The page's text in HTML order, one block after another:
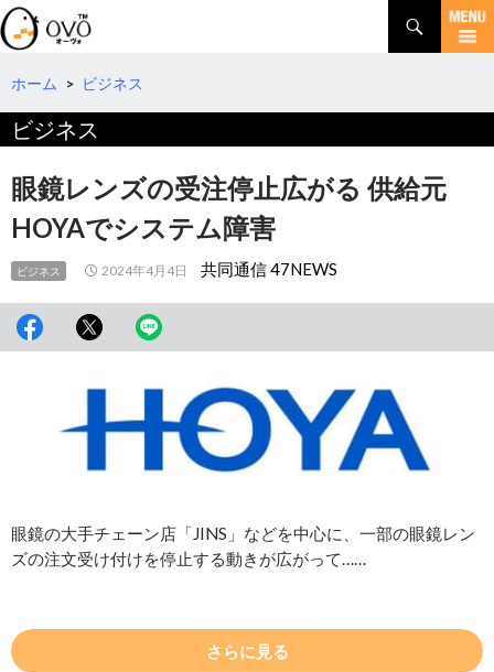
検
索
コ
テ
へ
移
動
ホーム > ビジネス
ビジネス
眼鏡レンズの受注停止広がる 供給元
HOYAでシステム障害
ビジネス 2024年4月4日 共同通信 47NEWS
眼鏡の大手チェーン店「JINS」などを中心に、一部の眼鏡レン
ズの注文受け付けを停止する動きが広がって……
さらに見る